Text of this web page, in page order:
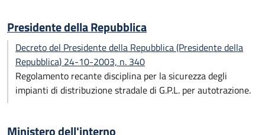
Presidente della Repubblica
Decreto del Presidente della Repubblica (Presidente della
Repubblica) 24-10-2003, n. 340
Regolamento recante disciplina per la sicurezza degli
impianti di distribuzione stradale di G.P.L. per autotrazione.
Ministero dell'interno